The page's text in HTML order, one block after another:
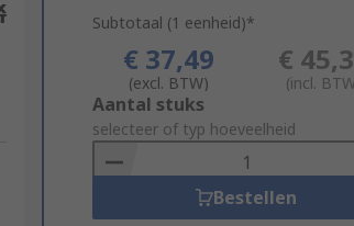
Subtotaal (1 eenheid)*
€ 37,49
(excl. BTW)
€
(incl.
Add
to
Basket
Aantal stuks
selecteer of typ hoeveelheid
Bestellen